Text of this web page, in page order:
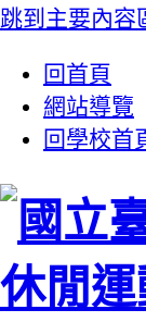
跳到主要內容
回首頁
網站導覽
回學校首
休閒